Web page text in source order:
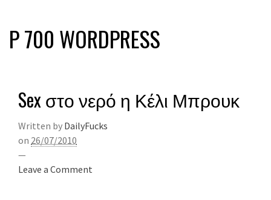
P 700 WORDPRESS
Sex στο νερό η Κέλι Μπρουκ
Written by DailyFucks
on 26/07/2010
—
Leave a Comment